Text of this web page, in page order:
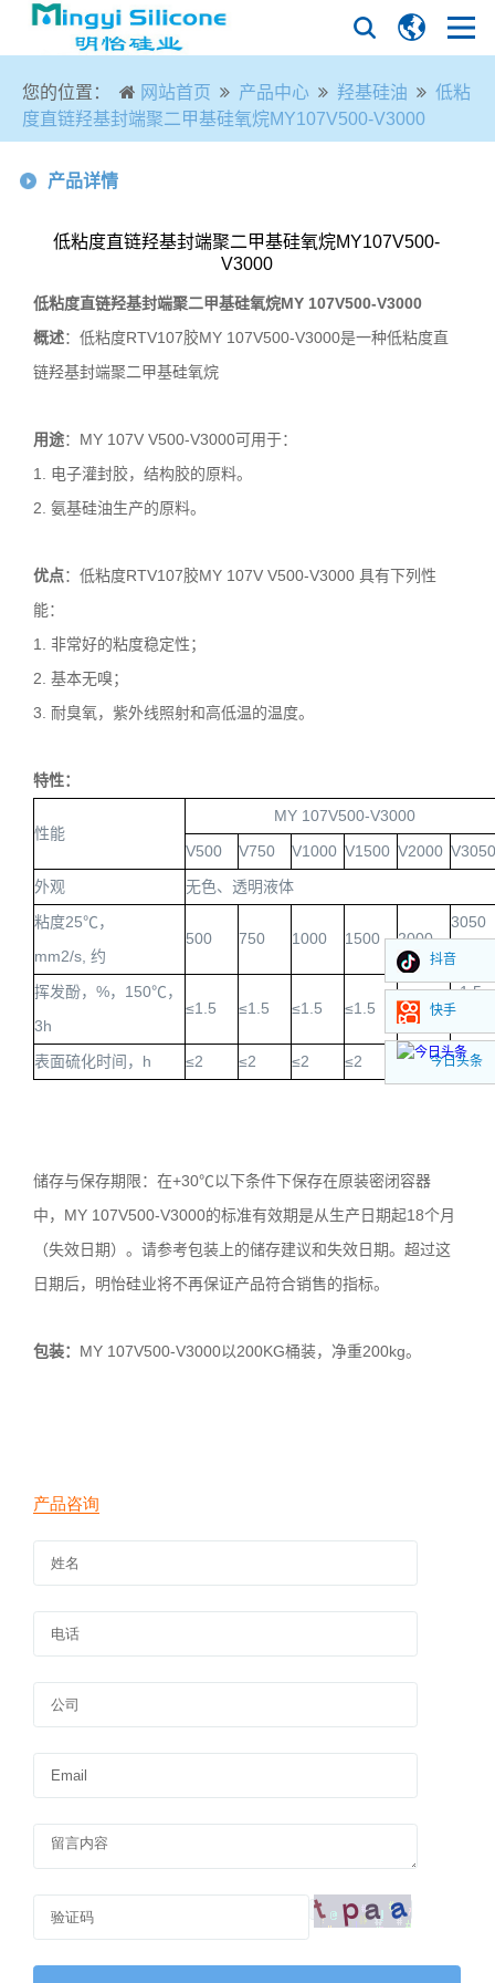
您的位置： 网站首页 产品中心 羟基硅油
低粘
度直链羟基封端聚二甲基硅氧烷MY107V500-V3000
产品详情
低粘度直链羟基封端聚二甲基硅氧烷MY107V500-
V3000
低粘度直链羟基封端聚二甲基硅氧烷MY 107V500-V3000
概述：低粘度RTV107胶MY 107V500-V3000是一种低粘度直
链羟基封端聚二甲基硅氧烷
用途： MY 107V V500-V3000可用于：
1. 电子灌封胶，结构胶的原料。
2. 氨基硅油生产的原料。
优点：低粘度RTV107胶MY 107V V500-V3000 具有下列性
能：
1. 非常好的粘度稳定性；
2. 基本无嗅；
3. 耐臭氧，紫外线照射和高低温的温度。
特性：
性能
MY 107V500-V3000
V500
V750 V1000 V1500 V2000 V3050
外观
无色、透明液体
粘度25℃，
mm2/s, 约
500 750 1000 1500 2000
3050
挥发酚， %， 150℃，
3h
≤1.5 ≤1.5 ≤1.5 ≤1.5 ≤1.5
≤1.5
表面硫化时间， h ≤2 ≤2 ≤2 ≤2 ≤2 ≤2
储存与保存期限：在+30℃以下条件下保存在原装密闭容器
中， MY 107V500-V3000的标准有效期是从生产日期起18个月
（失效日期）。请参考包装上的储存建议和失效日期。超过这
日期后，明怡硅业将不再保证产品符合销售的指标。
包装： MY 107V500-V3000以200KG桶装，净重200kg。
抖音
快手
今日头条